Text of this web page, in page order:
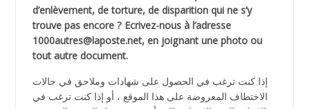
d’enlèvement, de torture, de disparition qui ne s’y
trouve pas encore ? Ecrivez-nous à l’adresse
1000autres@laposte.net, en joignant une photo ou
tout autre document.
إذا كنت ترغب في الحصول على شهادات وملاحق في حالات
الاختطاف المعروضة على هذا الموقع ، أو إذا كنت ترغب في